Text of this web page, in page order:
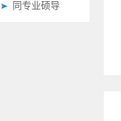
同专业硕导